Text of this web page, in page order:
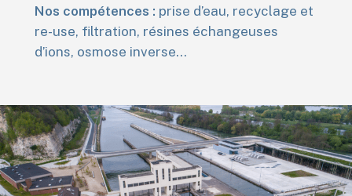
Nos compétences : prise d’eau, recyclage et
re-use, filtration, résines échangeuses
d’ions, osmose inverse…